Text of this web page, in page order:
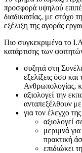
προσφορά υψηλού
διαδικασίας, με στόχο
εξέλιξη της αγοράς
Πιο συγκεκριμένα το
κατάρτισης των
συζητά στη
εξελίξεις όσο
Ανθρωπολογίας,
αξιολογεί την
ανταπεξέλθουν με
για τον έλεγχο
αξιολογεί
μεριμνά
πρακτική
επιδιώκει